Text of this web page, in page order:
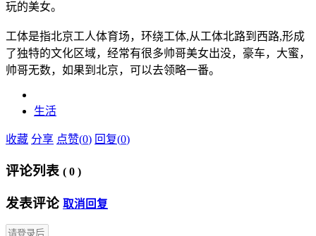
玩的美女。
工体是指北京工人体育场，环绕工体,从工体北路到西路,形成
了独特的文化区域，经常有很多帅哥美女出没，豪车，大蜜，
帅哥无数，如果到北京，可以去领略一番。
生活
收藏 分享 点赞(0) 回复(0)
评论列表 ( 0 )
发表评论 取消回复